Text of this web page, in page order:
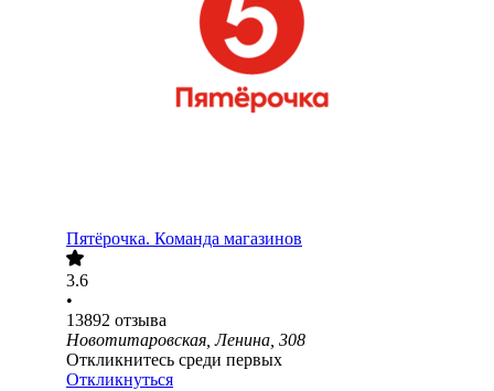
Пятёрочка. Команда магазинов
3.6
•
13892 отзыва
Новотитаровская, Ленина, 308
Откликнитесь среди первых
Откликнуться